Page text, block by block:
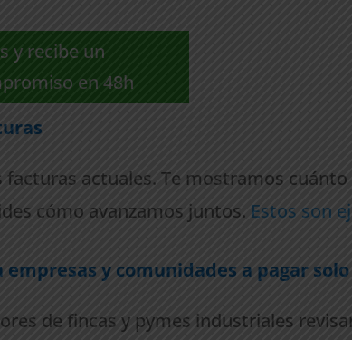
y recibe un
en 48h
actuales. Te mostramos
cómo avanzamos juntos. Estos son
empresas y comunidades a pagar
de fincas y pymes industriales